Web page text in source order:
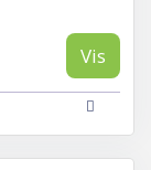
Vis